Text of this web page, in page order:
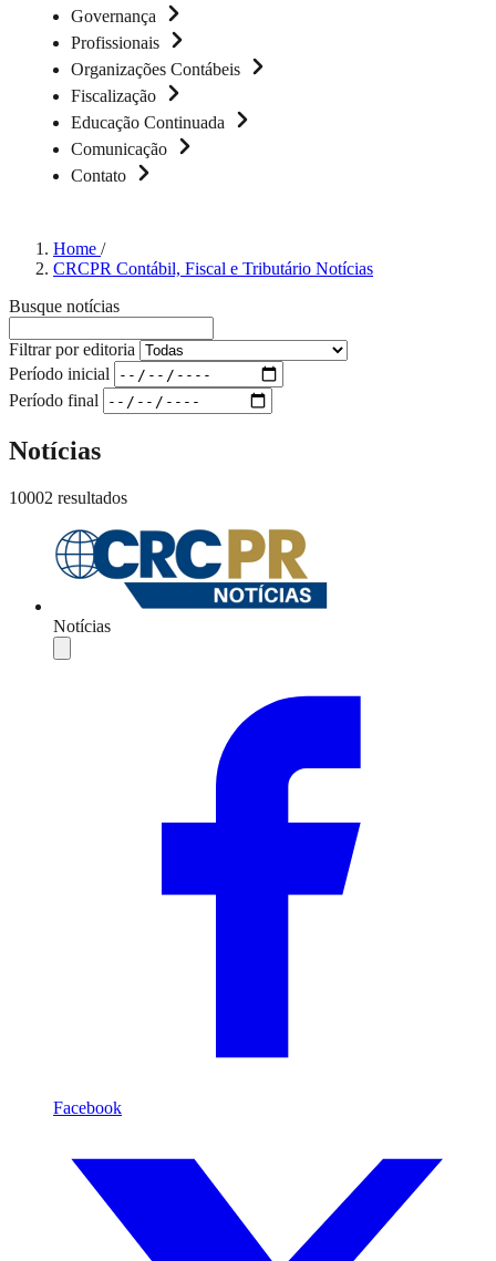
Governança
Profissionais
Organizações Contábeis
Fiscalização
Educação Continuada
Comunicação
Contato
Home /
CRCPR Contábil, Fiscal e Tributário Notícias
Busque notícias
Filtrar por editoria
Período inicial
Período final
Notícias
10002 resultados
Notícias
Compartilhar
Facebook